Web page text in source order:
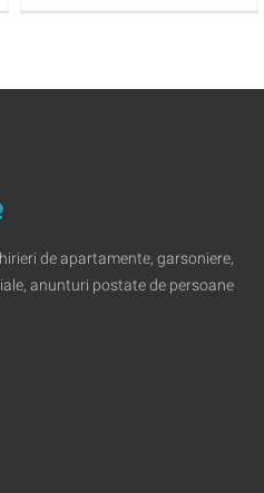
de apartamente, garsoniere,
anunturi postate de persoane